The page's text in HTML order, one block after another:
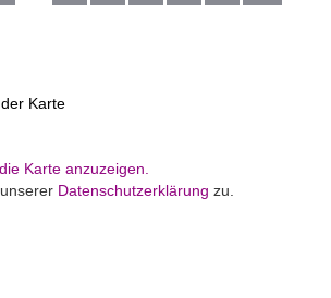
Karte
Karte anzuzeigen.
Datenschutzerklärung zu.